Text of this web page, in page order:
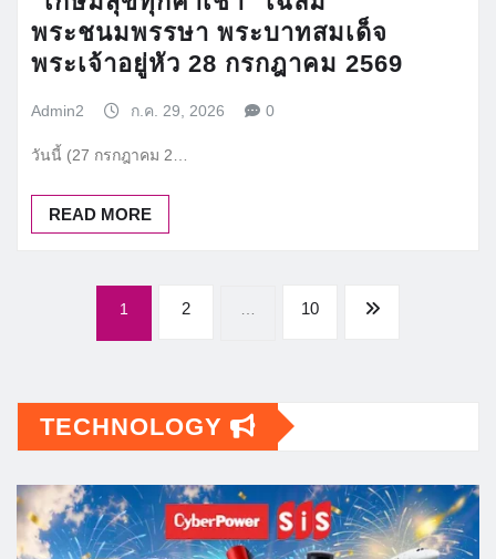
พระชนมพรรษา พระบาทสมเด็จ
พระเจ้าอยู่หัว 28 กรกฎาคม 2569
Admin2 ก.ค. 29, 2026 0
วันนี้ (27 กรกฎาคม 2…
READ MORE
1 2 10
TECHNOLOGY